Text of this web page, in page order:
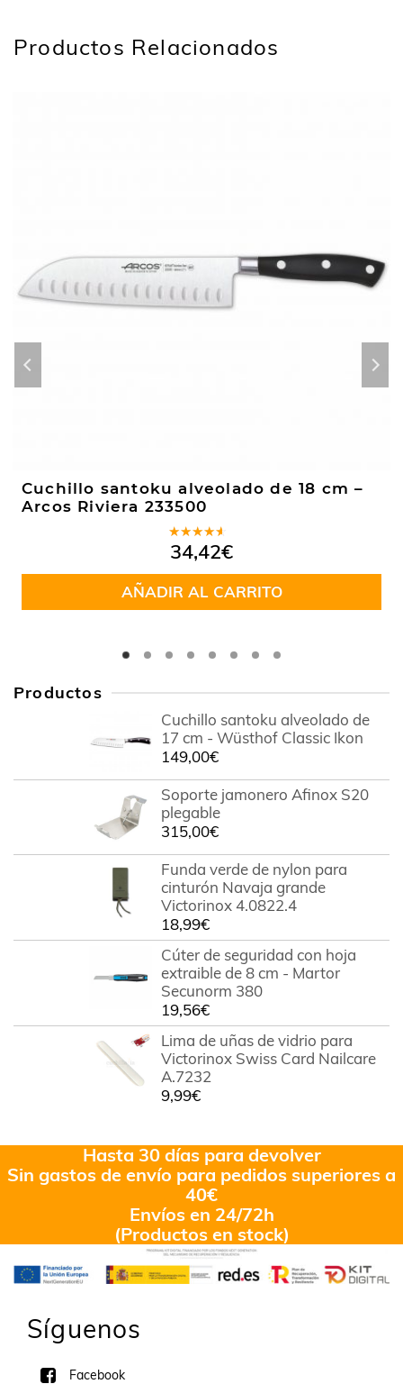
Productos Relacionados
Cuchillo santoku alveolado de 18 cm –
Arcos Riviera 233500
Valorado
en4.00
de 5
34,42€
AÑADIR AL CARRITO
Productos
Cuchillo santoku alveolado de
17 cm - Wüsthof Classic Ikon
149,00€
Soporte jamonero Afinox S20
plegable
315,00€
Funda verde de nylon para
cinturón Navaja grande
Victorinox 4.0822.4
18,99€
Cúter de seguridad con hoja
extraible de 8 cm - Martor
Secunorm 380
19,56€
Lima de uñas de vidrio para
Victorinox Swiss Card Nailcare
A.7232
9,99€
Hasta 30 días para devolver
Sin gastos de envío para pedidos superiores a
40€
Envíos en 24/72h
(Productos en stock)
Síguenos
Facebook